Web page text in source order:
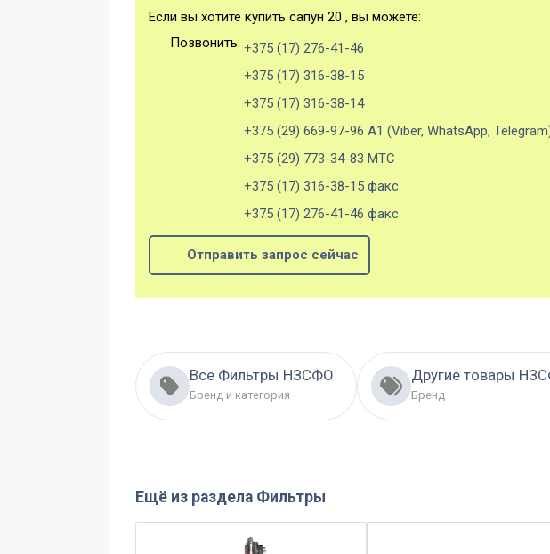
Если вы хотите купить сапун 20 , вы можете:
Позвонить: +375 (17) 276-41-46
+375 (17) 316-38-15
+375 (17) 316-38-14
+375 (29) 669-97-96 А1 (Viber, WhatsApp,
+375 (29) 773-34-83 МТС
+375 (17) 316-38-15 факс
+375 (17) 276-41-46 факс
Отправить запрос сейчас
Все Фильтры НЗСФО
Бренд и категория
Другие товары
Бренд
Ещё из раздела Фильтры